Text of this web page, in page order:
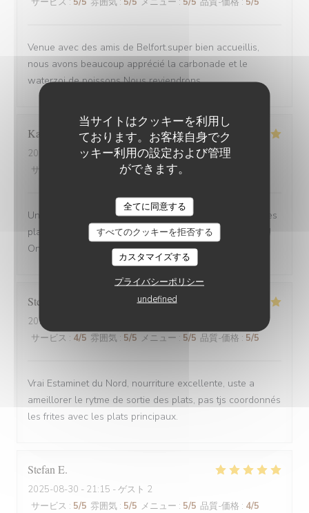
当サイトはクッキーを利用し
ております。お客様自身でク
ッキー利用の設定および管理
ができます。
全てに同意する
すべてのクッキーを拒否する
カスタマイズする
プライバシーポリシー
undefined
Venue avec des amis de Belfort.super bien accueillis,
nous avons beaucoup apprécié la carbonade et le
waterzoi de poissons Nous reviendrons
Karine
2025-08-30
- 21:15 - ゲスト 4
サービス
:5/5 メニュー:
Une adresse a absolument découvrir ! Une ambiance,des
plats tous délicieux,un personnel attentionné et réactif !!
On reviendra....
Stefano
2025-08-30
サービス : 4/5 雰囲気 : 5/5 メニュー : 5/5 品質-価格 : 5/5
Vrai Estaminet du Nord, nourriture excellente, uste a
ameillorer le rytme de sortie des plats, pas tjs coordonnés
les frites avec les plats principaux.
Stefan E
2025-08-30 - 21:15 - ゲスト 2
サービス : 5/5 雰囲気 : 5/5 メニュー : 5/5 品質-価格 : 4/5